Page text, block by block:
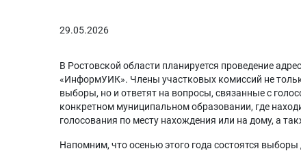
29.05.2026
В Ростовской области планируется проведение
«ИнформУИК». Члены участковых комиссий не
выборы, но и ответят на вопросы, связанные с
конкретном муниципальном образовании, где
голосования по месту нахождения или на дому, а
Напомним, что осенью этого года состоятся